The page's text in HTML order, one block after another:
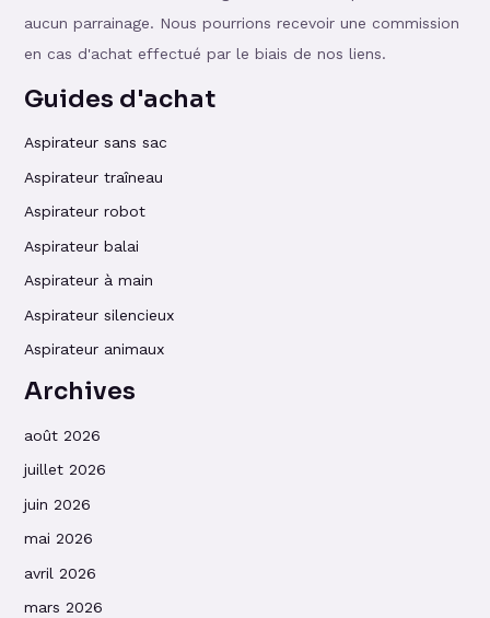
aucun parrainage. Nous pourrions recevoir une commission
en cas d'achat effectué par le biais de nos liens.
Guides d'achat
Aspirateur sans sac
Aspirateur traîneau
Aspirateur robot
Aspirateur balai
Aspirateur à main
Aspirateur silencieux
Aspirateur animaux
Archives
août 2026
juillet 2026
juin 2026
mai 2026
avril 2026
mars 2026